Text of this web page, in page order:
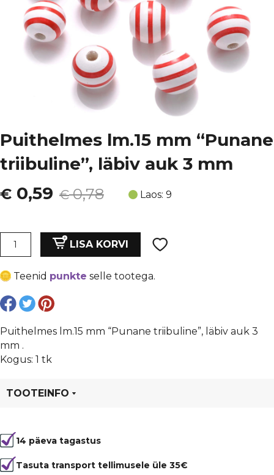
Puithelmes lm.15 mm “Punane
triibuline”, läbiv auk 3 mm
€0,78
Algne
oli:
€ 0,78.
€ 0,59
Current
is:
€ 0,59.
Laos: 9
Puithelmes
"Punane
triibuline",
läbiv
3
mm
kogus
LISA KORVI
Teenid punkte selle tootega.
Puithelmes lm.15 mm “Punane triibuline”, läbiv auk 3
mm .
Kogus: 1 tk
TOOTEINFO
Värvus
Punane, Valge
Kuju
ümmargune
14 päeva tagastus
Tasuta transport tellimusele üle 35€